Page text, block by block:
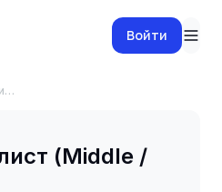
Войти
(Middle /